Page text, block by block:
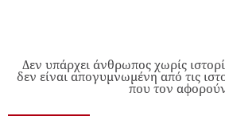
Δεν υπάρχει άνθρωπος χωρίς
δεν είναι απογυμνωμένη από τις
που τον